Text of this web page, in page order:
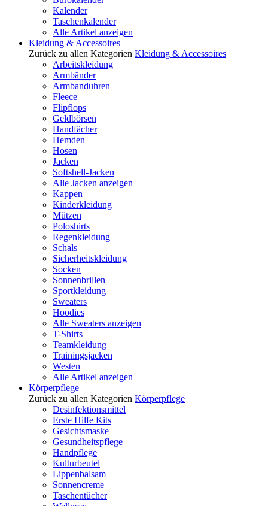
Kalender
Taschenkalender
Alle Artikel anzeigen
Kleidung & Accessoires
Zurück zu allen Kategorien Kleidung & Accessoires
Arbeitskleidung
Armbänder
Armbanduhren
Fleece
Flipflops
Geldbörsen
Handfächer
Hemden
Hosen
Jacken
Softshell-Jacken
Alle Jacken anzeigen
Kappen
Kinderkleidung
Mützen
Poloshirts
Regenkleidung
Schals
Sicherheitskleidung
Socken
Sonnenbrillen
Sportkleidung
Sweaters
Hoodies
Alle Sweaters anzeigen
T-Shirts
Teamkleidung
Trainingsjacken
Westen
Alle Artikel anzeigen
Körperpflege
Zurück zu allen Kategorien Körperpflege
Desinfektionsmittel
Erste Hilfe Kits
Gesichtsmaske
Gesundheitspflege
Handpflege
Kulturbeutel
Lippenbalsam
Sonnencreme
Taschentücher